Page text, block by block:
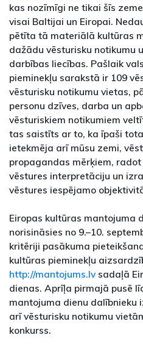
kas nozīmīgi ne tikai šīs
visai Baltijai un Eiropai.
pētīta tā materiālā kultūras
dažādu vēsturisku notikumu
darbības liecības. Pašlaik
pieminekļu sarakstā ir 109
vēsturisku notikumu vietas,
personu dzīves, darba un
vēsturiskiem notikumiem
tas saistīts ar to, ka īpaši
ietekmēja arī mūsu zemi,
propagandas mērķiem,
vēstures interpretāciju un
vēstures iespējamo
Eiropas kultūras mantojuma
norisināsies no 9.–10.
kritēriji pasākuma
kultūras pieminekļu
http://mantojums.lvsadaļā
dienas. Aprīļa pirmajā pusē
mantojuma dienu dalībnieku
arī vēsturisku notikumu
konkurss.